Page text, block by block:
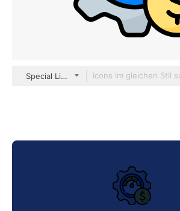
Special Lineal color